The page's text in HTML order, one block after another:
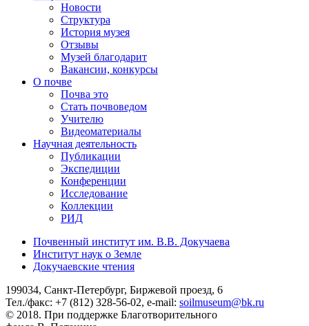
Новости
Структура
История музея
Отзывы
Музей благодарит
Вакансии, конкурсы
О почве
Почва это
Стать почвоведом
Учителю
Видеоматериалы
Научная деятельность
Публикации
Экспедиции
Конференции
Исследование
Коллекции
РИД
Почвенный институт им. В.В. Докучаева
Институт наук о Земле
Докучаевские чтения
199034, Санкт-Петербург, Биржевой проезд, 6
Тел./факс: +7 (812) 328-56-02, e-mail: soilmuseum@bk.ru
© 2018. При поддержке Благотворительного